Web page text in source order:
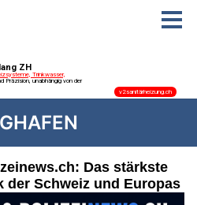
Das stärkste
der Schweiz und Europas